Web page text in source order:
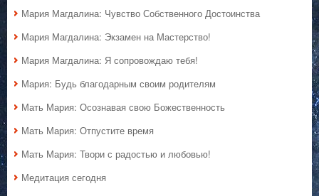
Мария Магдалина: Чувство Собственного Достоинства
Мария Магдалина: Экзамен на Мастерство!
Мария Магдалина: Я сопровождаю тебя!
Мария: Будь благодарным своим родителям
Мать Мария: Осознавая свою Божественность
Мать Мария: Отпустите время
Мать Мария: Твори с радостью и любовью!
Медитация сегодня